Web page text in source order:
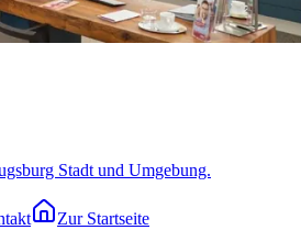
Stadt und Umgebung.
Zur Startseite